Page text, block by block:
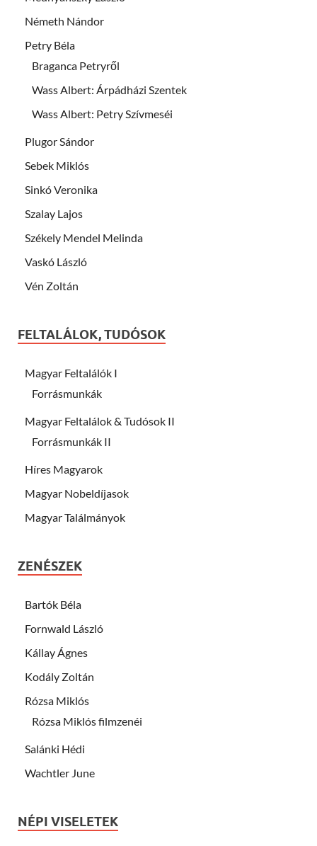
Németh Nándor
Petry Béla
Braganca Petryről
Wass Albert: Árpádházi Szentek
Wass Albert: Petry Szívmeséi
Plugor Sándor
Sebek Miklós
Sinkó Veronika
Szalay Lajos
Székely Mendel Melinda
Vaskó László
Vén Zoltán
FELTALÁLOK, TUDÓSOK
Magyar Feltalálók I
Forrásmunkák
Magyar Feltalálok & Tudósok II
Forrásmunkák II
Híres Magyarok
Magyar Nobeldíjasok
Magyar Találmányok
ZENÉSZEK
Bartók Béla
Fornwald László
Kállay Ágnes
Kodály Zoltán
Rózsa Miklós
Rózsa Miklós filmzenéi
Salánki Hédi
Wachtler June
NÉPI VISELETEK